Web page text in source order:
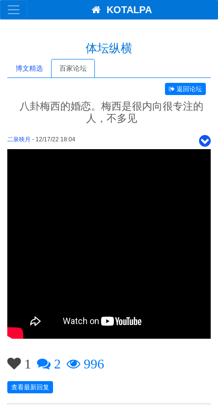
KOTALPA
体坛纵横
博文精选 百家论坛
返回论坛
八卦梅西的婚恋。梅西是很内向很专注的
人，不多见
二泉映月 - 12/17/22 18:04
1 2 996
查看最新回复